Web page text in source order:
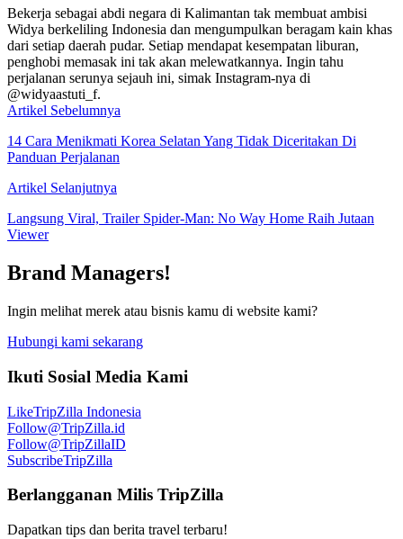
Bekerja sebagai abdi negara di Kalimantan tak membuat ambisi
Widya berkeliling Indonesia dan mengumpulkan beragam kain khas
dari setiap daerah pudar. Setiap mendapat kesempatan liburan,
penghobi memasak ini tak akan melewatkannya. Ingin tahu
perjalanan serunya sejauh ini, simak Instagram-nya di
@widyaastuti_f.
Artikel Sebelumnya
14 Cara Menikmati Korea Selatan Yang Tidak Diceritakan Di
Panduan Perjalanan
Artikel Selanjutnya
Langsung Viral, Trailer Spider-Man: No Way Home Raih Jutaan
Viewer
Brand Managers!
Ingin melihat merek atau bisnis kamu di website kami?
Hubungi kami sekarang
Ikuti Sosial Media Kami
LikeTripZilla Indonesia
Follow@TripZilla.id
Follow@TripZillaID
SubscribeTripZilla
Berlangganan Milis TripZilla
Dapatkan tips dan berita travel terbaru!